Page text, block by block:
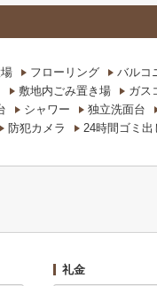
フローリング
バルコ
敷地内ごみ置き場
ガス
シャワー
独立洗面台
防犯カメラ 24時間ゴミ出
礼金